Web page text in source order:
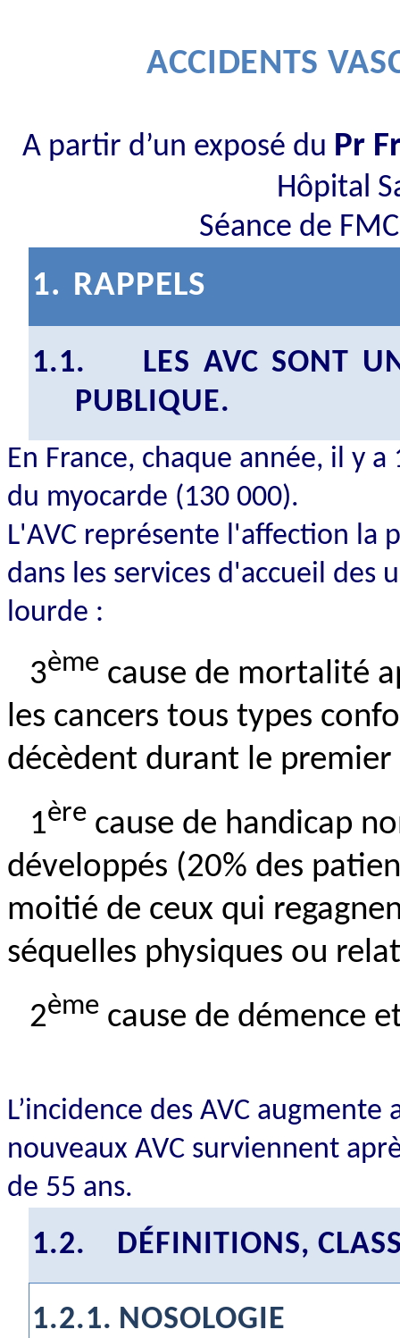
ACCIDENTS
A partir d’un exposé du Pr
Hôpital
Séance de
1. RAPPELS
1.1.
LES AVC SONT
PUBLIQUE.
En France, chaque année, il y
du myocarde (130 000).
L'AVC représente l'affection la
dans les services d'accueil des
lourde :
3ème cause de mortalité
les cancers tous types
décèdent durant le premier
1ère cause de handicap
développés (20% des
moitié de ceux qui
séquelles physiques ou
2ème cause de démence
L’incidence des AVC augmente
nouveaux AVC surviennent
de 55 ans.
1.2. DÉFINITIONS,
1.2.1. NOSOLOGIE